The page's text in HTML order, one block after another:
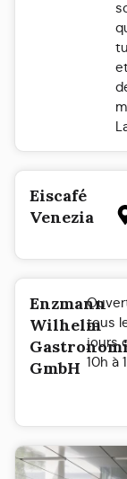
Eiscafé
Venezia
Enzmann
Wilhelm
GmbH
tous
jours
10h à